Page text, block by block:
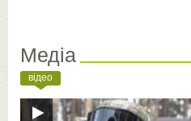
Медіа
відео